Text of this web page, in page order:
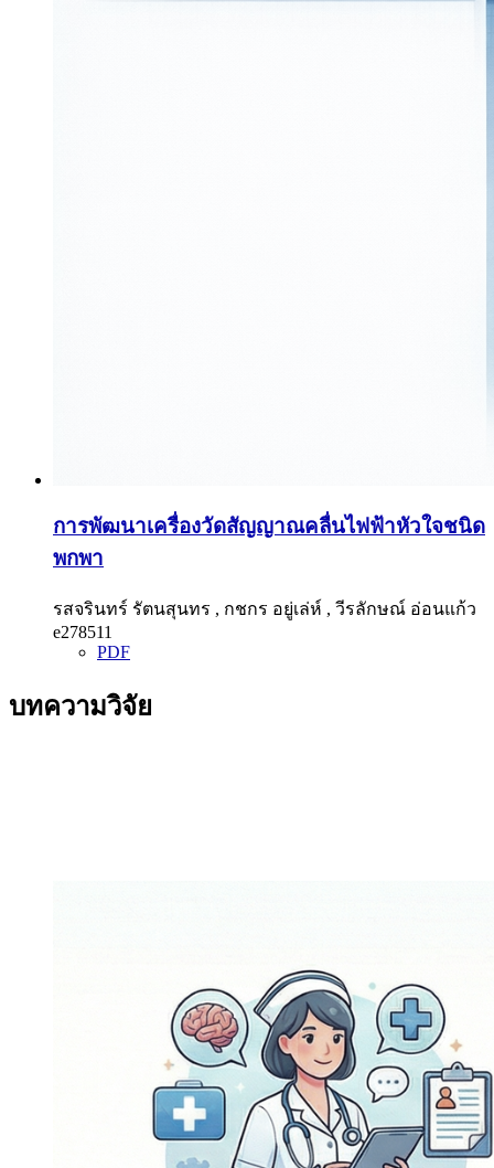
การพัฒนาเครื่องวัดสัญญาณคลื่นไฟฟ้าหัวใจชนิด
พกพา
รสจรินทร์ รัตนสุนทร , กชกร อยู่เล่ห์ , วีรลักษณ์ อ่อนแก้ว
e278511
PDF
บทความวิจัย